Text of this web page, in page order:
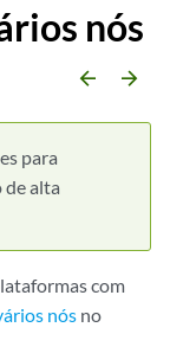
nós
arrow_backward arrow_forward
para
de alta
com
nós no